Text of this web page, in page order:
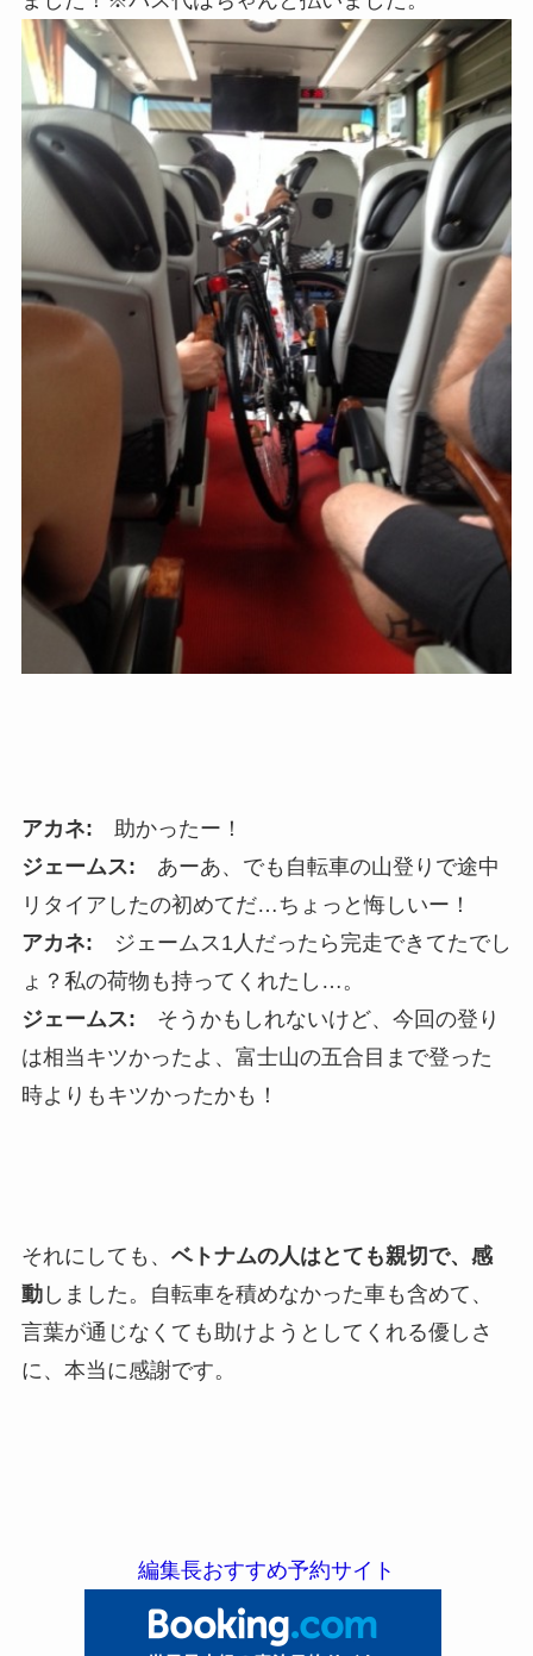
アカネ:
助かったー！
ジェームス: あーあ、でも自転車の山登りで途中
リタイアしたの初めてだ…ちょっと悔しいー！
アカネ:
ジェームス1人だったら完走できてたでし
ょ？私の荷物も持ってくれたし…。
ジェームス: そうかもしれないけど、今回の登り
は相当キツかったよ、富士山の五合目まで登った
時よりもキツかったかも！
それにしても、 ベトナムの人はとても親切で、感
動しました。自転車を積めなかった車も含めて、
言葉が通じなくても助けようとしてくれる優しさ
に、本当に感謝です。
編集長おすすめ予約サイト